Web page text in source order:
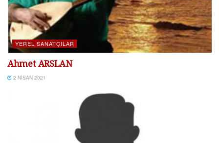
YEREL SANATÇILAR
Ahmet ARSLAN
2 NISAN 2021